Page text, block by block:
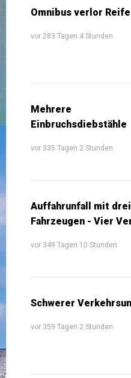
Omnibus verlor
vor 283 Tagen 4 Stunden
Mehrere
Einbruchsdiebstähle
vor 335 Tagen 2 Stunden
Auffahrunfall mit drei
Fahrzeugen - Vier
vor 349 Tagen 10 Stunden
Schwerer
vor 359 Tagen 2 Stunden